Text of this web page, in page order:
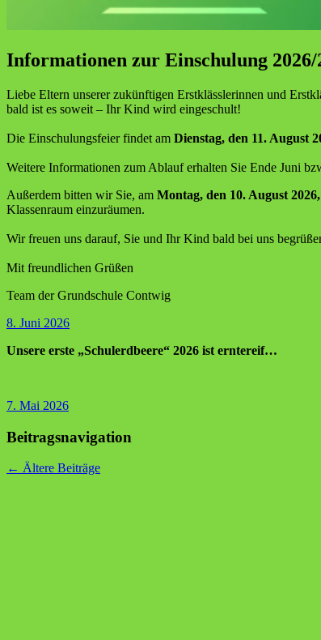
Informationen zur Einschulung 2026/
Liebe Eltern unserer zukünftigen Erstklässlerinnen und
bald ist es soweit – Ihr Kind wird eingeschult!
Die Einschulungsfeier findet am Dienstag, den 11. August
Weitere Informationen zum Ablauf erhalten Sie Ende Juni
Außerdem bitten wir Sie, am Montag, den 10. August
Klassenraum einzuräumen.
Wir freuen uns darauf, Sie und Ihr Kind bald bei uns
Mit freundlichen Grüßen
Team der Grundschule Contwig
8. Juni 2026
Unsere erste „Schulerdbeere“ 2026 ist erntereif…
7. Mai 2026
Beitragsnavigation
← Ältere Beiträge